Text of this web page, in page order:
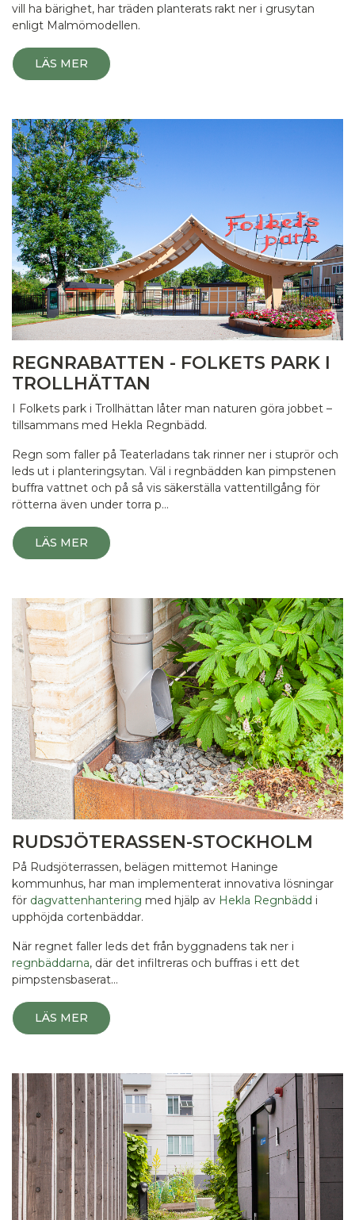
vill ha bärighet, har träden planterats rakt ner i grusytan
enligt Malmömodellen.
LÄS MER
REGNRABATTEN - FOLKETS PARK I
TROLLHÄTTAN
I Folkets park i Trollhättan låter man naturen göra jobbet –
tillsammans med Hekla Regnbädd.
Regn som faller på Teaterladans tak rinner ner i stuprör och
leds ut i planteringsytan. Väl i regnbädden kan pimpstenen
buffra vattnet och på så vis säkerställa vattentillgång för
rötterna även under torra p…
LÄS MER
RUDSJÖTERASSEN-STOCKHOLM
På Rudsjöterrassen, belägen mittemot Haninge
kommunhus, har man implementerat innovativa lösningar
för dagvattenhantering med hjälp av Hekla Regnbädd i
upphöjda cortenbäddar.
När regnet faller leds det från byggnadens tak ner i
regnbäddarna, där det infiltreras och buffras i ett det
pimpstensbaserat…
LÄS MER